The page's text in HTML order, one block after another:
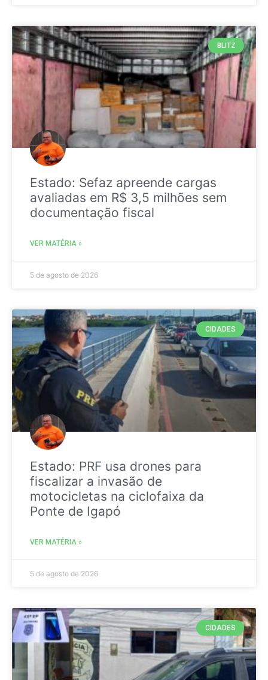
BLITZ
Estado: Sefaz apreende cargas
avaliadas em R$ 3,5 milhões sem
documentação fiscal
VER MATÉRIA »
5 de agosto de 2026
CIDADES
Estado: PRF usa drones para
fiscalizar a invasão de
motocicletas na ciclofaixa da
Ponte de Igapó
VER MATÉRIA »
5 de agosto de 2026
CIDADES